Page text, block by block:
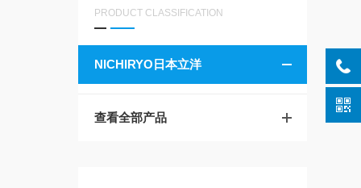
PRODUCT CLASSIFICATION
NICHIRYO日本立洋
查看全部产品